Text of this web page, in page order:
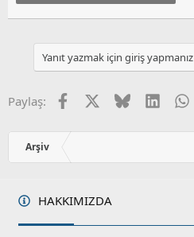
Yanıt yazmak için giriş
Paylaş: Facebook Bluesky
Arşiv
HAKKIMIZDA